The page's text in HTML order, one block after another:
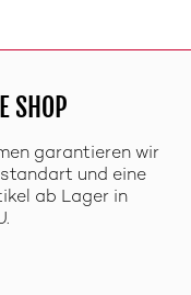
SHOP
garantieren wir
und eine
ab Lager in